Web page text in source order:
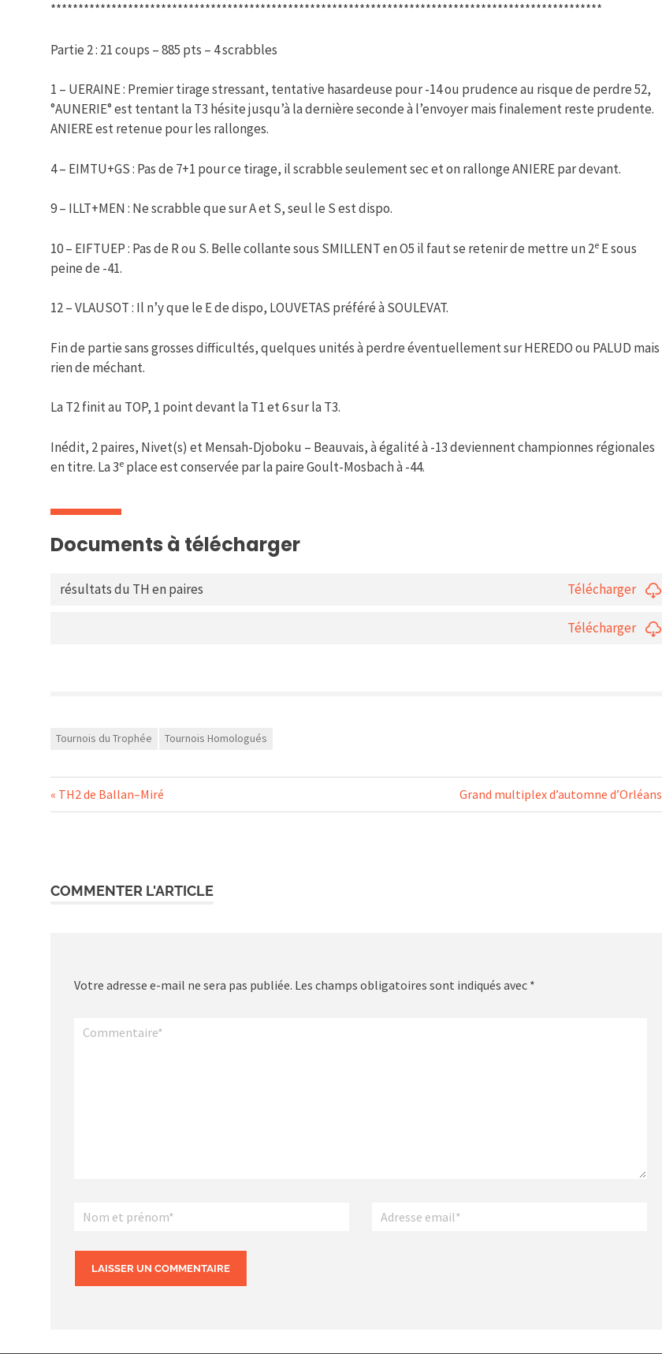
****************************************************************************************************
Partie 2 : 21 coups – 885 pts – 4 scrabbles
1 – UERAINE : Premier tirage stressant, tentative hasardeuse pour -14 ou prudence au risque de perdre 52,
°AUNERIE° est tentant la T3 hésite jusqu’à la dernière seconde à l’envoyer mais finalement reste prudente.
ANIERE est retenue pour les rallonges.
4 – EIMTU+GS : Pas de 7+1 pour ce tirage, il scrabble seulement sec et on rallonge ANIERE par devant.
9 – ILLT+MEN : Ne scrabble que sur A et S, seul le S est dispo.
10 – EIFTUEP : Pas de R ou S. Belle collante sous SMILLENT en O5 il faut se retenir de mettre un 2e E sous
peine de -41.
12 – VLAUSOT : Il n’y que le E de dispo, LOUVETAS préféré à SOULEVAT.
Fin de partie sans grosses difficultés, quelques unités à perdre éventuellement sur HEREDO ou PALUD mais
rien de méchant.
La T2 finit au TOP, 1 point devant la T1 et 6 sur la T3.
Inédit, 2 paires, Nivet(s) et Mensah-Djoboku – Beauvais, à égalité à -13 deviennent championnes régionales
en titre. La 3e place est conservée par la paire Goult-Mosbach à -44.
Documents à télécharger
résultats du TH en paires Télécharger
Télécharger
Tournois du Trophée Tournois Homologués
Navigation
Previous
Post:
TH2 de Ballan–Miré
Next
Post:
Grand multiplex d’automne d’Orléans
COMMENTER L'ARTICLE
Votre adresse e-mail ne sera pas publiée. Les champs obligatoires sont indiqués avec *